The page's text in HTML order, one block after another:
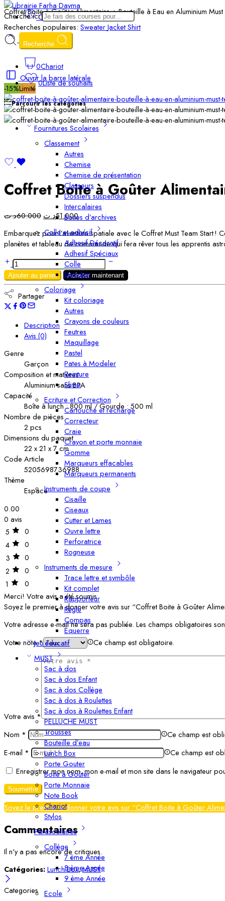
Connexion/Inscription
Cherche ici
Recherches populaires: SweaterJacketShirt
Recherche
0Chariot
0Liste de souhaits
Parcourir les catégories
Fournitures Scolaires
Classement
Autres
Chemise
Chemise de présentation
Classeurs
Dossiers suspendus
Intercalaires
Boites d’archives
Colle et adhésif
Adhesif Décoratif
Adhesif Spéciaux
Colle
Devidoir
Coloriage
Kit coloriage
Autres
Crayons de couleurs
Feutres
Maquillage
Pastel
Pates à Modeler
Peinture
Slime
Ecriture et Correction
Cartouche et recharge
Correcteur
Craie
Crayon et porte monnaie
Gomme
Marqueurs effacables
Marqueurs permanents
Instruments de coupe
Cisaille
Ciseaux
Cutter et Lames
Ouvre lettre
Perforatrice
Rogneuse
Instruments de mesure
Trace lettre et symbôle
Kit complet
Rapporteur
Règle
Compas
Équerre
Jeu éducatif
MUST
Sac à dos
Sac à dos Enfant
Sac à dos Collège
Sac à dos à Roulettes
Sac à dos à Roulettes Enfant
PELLUCHE MUST
Trousses
Bouteille d’eau
Lunch Box
Porte Gouter
Boite à Goûter
Porte Monnaie
Note Book
Chariot
Stylos
Parascolaires
Collège
7 ème Année
8 ème Année
9 ème Année
Ecole
Coffret Boite à Goûter Alimentaire + Bouteille à Eau en Aluminium Must
Ouvrir la barre latérale
-15%Limité
Coffret Boite à Goûter
60.000د.ت 51.000د.ت
Embarquez pour l’aventure spatiale avec le Coffret Must Team Start
planètes et tableau de commande qui fera rêver tous les apprentis
Ajouter au panier Acheter maintenant
Partager
Description
Avis (0)
Genre
Garçon
Composition et matières
Aluminium sans BPA
Capacité
Boîte à lunch : 800 ml / Gourde : 500 ml
Nombre de pièces
2 pcs
Dimensions du paquet
22 x 21 x 7 cm
Code Article
5205698736988
Thème
Espace
0.00
0 avis
5
0
4
0
3
0
2
0
1
0
Merci! Votre avis a été soumis
Soyez le premier à donner votre avis sur “Coffret Boite à Goûter
Votre adresse e-mail ne sera pas publiée. Les champs obligatoires
Votre note* Ce champ est obligatoire.
Votre avis*
Nom *
Ce champ est
E-mail * Ce champ est
Enregistrer mon nom, mon e-mail et mon site dans le navigateur
Soyez le premier à donner votre avis sur “Coffret Boite à Goûter
Commentaires
Il n'y a pas encore de critiques.
Catégories:Lunch Box,MUST
Categories